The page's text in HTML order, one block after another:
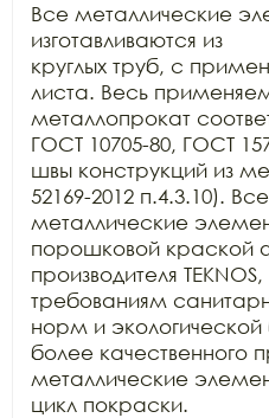
Все металлические
изготавливаются из
круглых труб, с
листа. Весь
металлопрокат
ГОСТ 10705-80, ГОСТ
швы конструкций из
52169-2012 п.4.3.10). Все
металлические
порошковой краской
производителя
требованиям
норм и
более качественного
металлические
цикл покраски.